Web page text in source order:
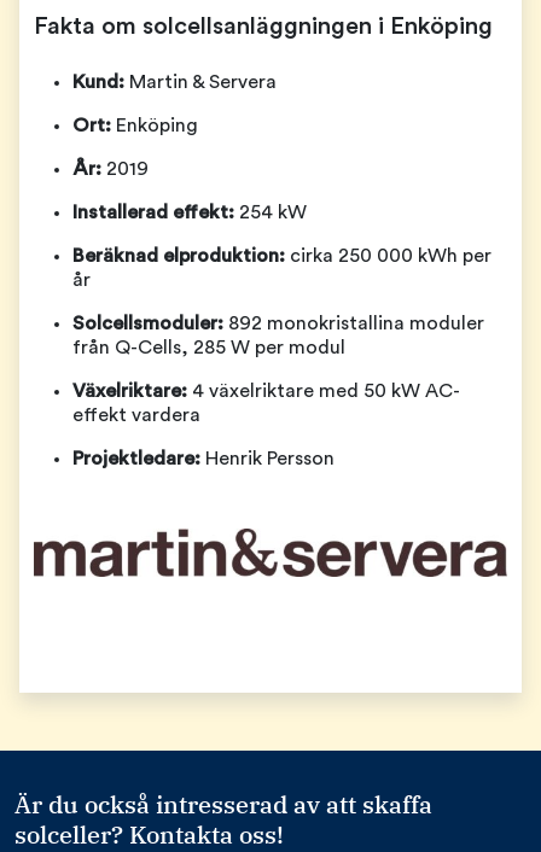
Fakta om solcellsanläggningen i Enköping
Kund: Martin & Servera
Ort: Enköping
År: 2019
Installerad effekt: 254 kW
Beräknad elproduktion: cirka 250 000 kWh per
år
Solcellsmoduler: 892 monokristallina moduler
från Q-Cells, 285 W per modul
Växelriktare: 4 växelriktare med 50 kW AC-
effekt vardera
Projektledare: Henrik Persson
Är du också intresserad av att skaffa
solceller? Kontakta oss!